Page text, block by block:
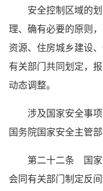
安全控制区域的
理、确有必要的原则
资源、住房城乡建设
有关部门共同划定，
动态调整。
涉及国家安全事
国务院国家安全主管
第二十二条 国家
会同有关部门制定反